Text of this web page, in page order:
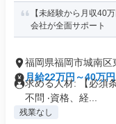
【未経験から月収40
会社が全面サポート
福岡県福岡市城南区
月給22万円～40万円
求める人材: 【必須
不問 ‧資格、経...
残業なし